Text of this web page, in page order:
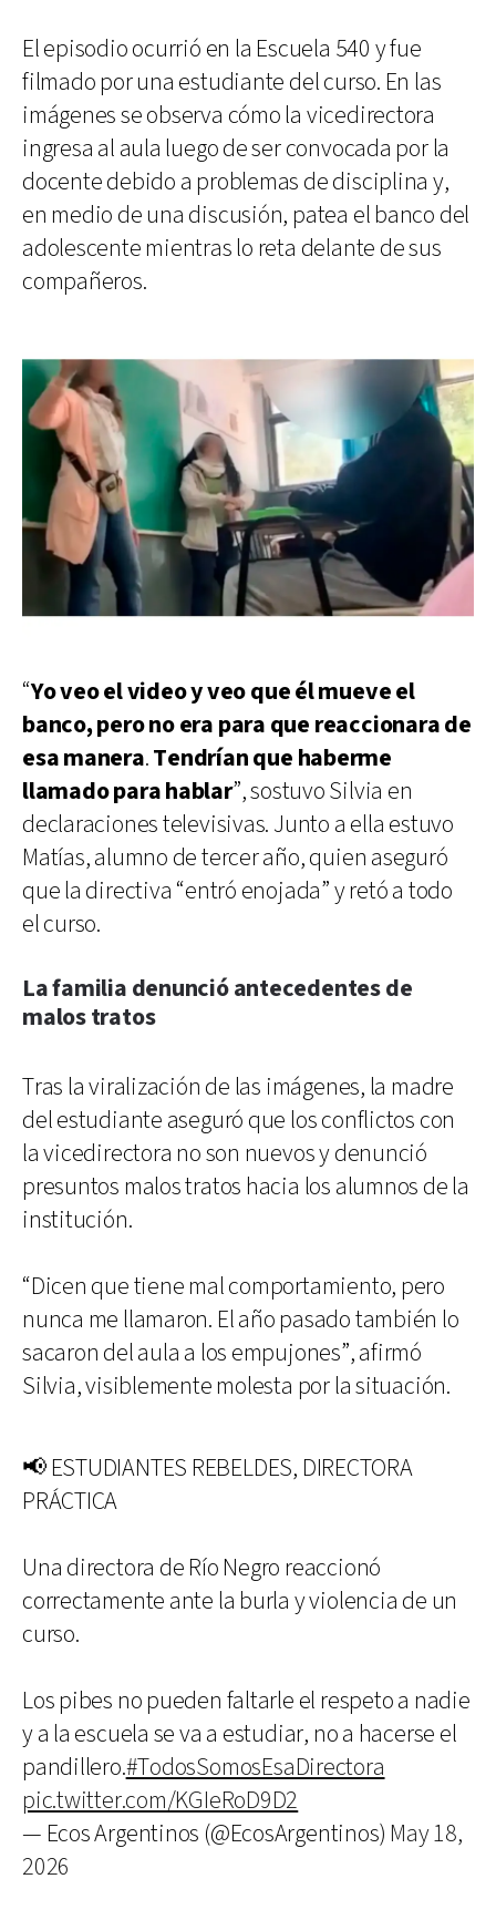
El episodio ocurrió en la Escuela 540 y fue
filmado por una estudiante del curso. En las
imágenes se observa cómo la vicedirectora
ingresa al aula luego de ser convocada por la
docente debido a problemas de disciplina y,
en medio de una discusión, patea el banco del
adolescente mientras lo reta delante de sus
compañeros.
“Yo veo el video y veo que él mueve el
banco, pero no era para que reaccionara de
esa manera.Tendrían que haberme
llamado para hablar”, sostuvo Silvia en
declaraciones televisivas. Junto a ella estuvo
Matías, alumno de tercer año, quien aseguró
que la directiva “entró enojada” y retó a todo
el curso.
La familia denunció antecedentes de
malos tratos
Tras la viralización de las imágenes, la madre
del estudiante aseguró que los conflictos con
la vicedirectora no son nuevos y denunció
presuntos malos tratos hacia los alumnos de la
institución.
“Dicen que tiene mal comportamiento, pero
nunca me llamaron. El año pasado también lo
sacaron del aula a los empujones”, afirmó
Silvia, visiblemente molesta por la situación.
📢 ESTUDIANTES REBELDES, DIRECTORA
PRÁCTICA
Una directora de Río Negro reaccionó
correctamente ante la burla y violencia de un
curso.
Los pibes no pueden faltarle el respeto a nadie
y a la escuela se va a estudiar, no a hacerse el
pandillero.#TodosSomosEsaDirectora
pic.twitter.com/KGIeRoD9D2
— Ecos Argentinos (@EcosArgentinos) May 18,
2026